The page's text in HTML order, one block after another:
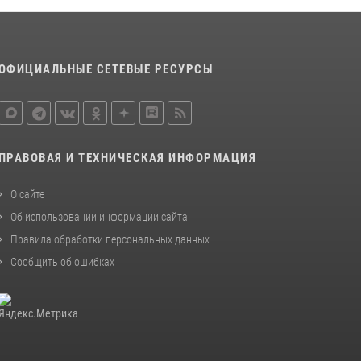
Росгвардецы проверили места массового
пребывания молодежи в районе Китай-
СЕТЕВЫЕ РЕСУРСЫ
ПРАВОВАЯ И ТЕХНИЧЕСКАЯ ИНФОРМАЦИЯ
О сайте
Об использовании информации сайта
Правила обработки персональных данных
Сообщить об ошибках